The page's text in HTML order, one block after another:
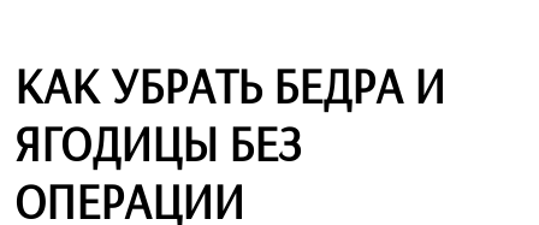
КАК УБРАТЬ БЕДРА И
ЯГОДИЦЫ БЕЗ
ОПЕРАЦИИ